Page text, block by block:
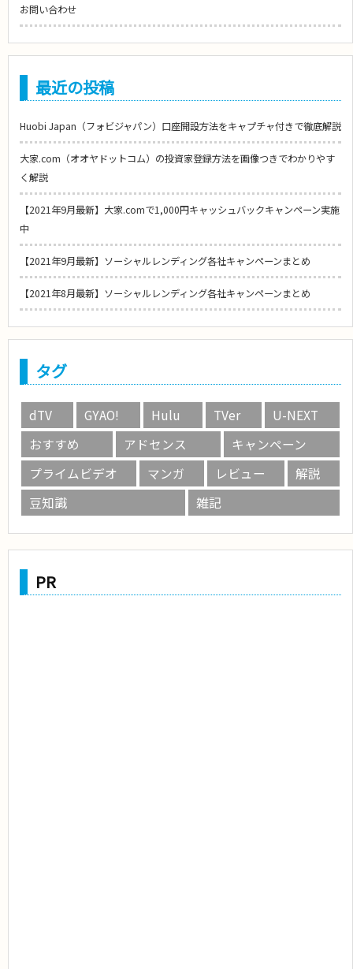
お問い合わせ
最近の投稿
Huobi Japan（フォビジャパン）口座開設方法をキャプチャ付きで徹底解説
大家.com（オオヤドットコム）の投資家登録方法を画像つきでわかりやす
く解説
【2021年9月最新】大家.comで1,000円キャッシュバックキャンペーン実施
中
【2021年9月最新】ソーシャルレンディング各社キャンペーンまとめ
【2021年8月最新】ソーシャルレンディング各社キャンペーンまとめ
タグ
dTV GYAO! Hulu TVer
U-NEXT
おすすめ
アドセンス
キャンペーン
プライムビデオ
マンガ レビュー
解説
豆知識
雑記
PR